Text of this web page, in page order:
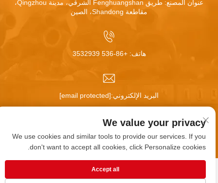
عنوان المصنع: طريق Fenghuangshan الشرقي، مدينة Qingzhou،
مقاطعة Shandong، الصين
هاتف:+86-536 3532939
البريد الإلكتروني:[email protected]
حقوق النسخ محفوظة © شركة تشينغتشو هوا مي للعجلات
المحدودة. جميع الحقوق محفوظة |المدونة سياسة الخصوصية
We value your privacy
We use cookies and similar tools to provide our services. If you
don't want to accept all cookies, click Personalize cookies.
Accept all